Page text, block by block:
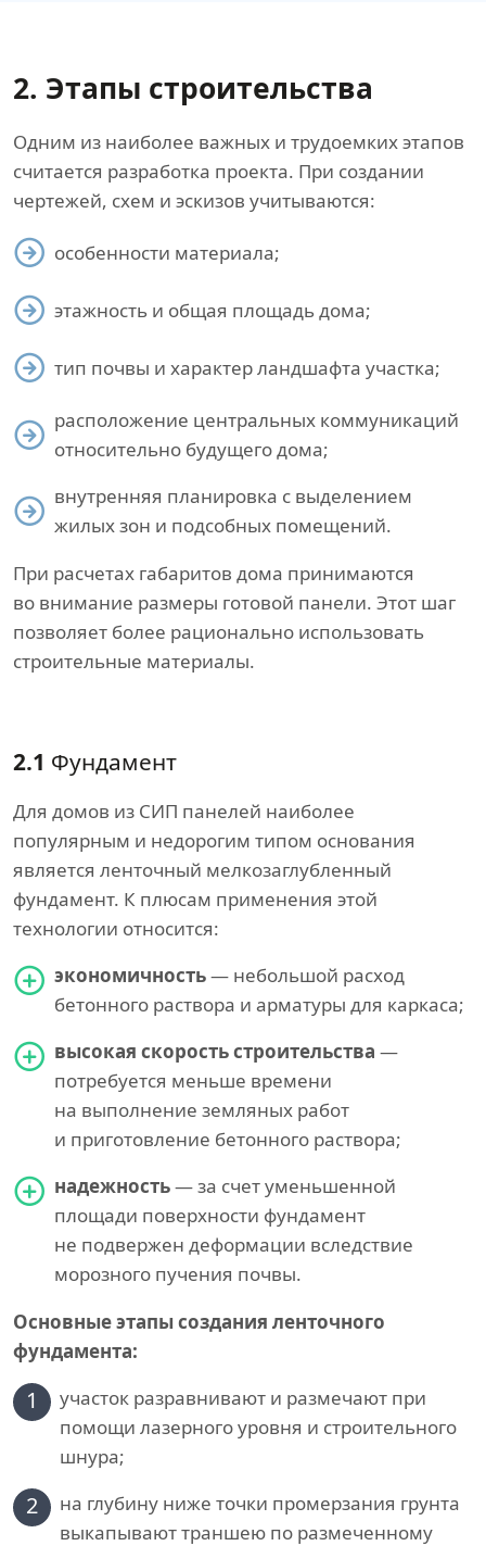
2. Этапы строительства
Одним из наиболее важных и трудоемких этапов
считается разработка проекта. При создании
чертежей, схем и эскизов учитываются:
особенности материала;
этажность и общая площадь дома;
тип почвы и характер ландшафта участка;
расположение центральных коммуникаций
относительно будущего дома;
внутренняя планировка с выделением
жилых зон и подсобных помещений.
При расчетах габаритов дома принимаются
во внимание размеры готовой панели. Этот шаг
позволяет более рационально использовать
строительные материалы.
2.1 Фундамент
Для домов из СИП панелей наиболее
популярным и недорогим типом основания
является ленточный мелкозаглубленный
фундамент. К плюсам применения этой
технологии относится:
экономичность— небольшой расход
бетонного раствора и арматуры для каркаса;
высокая скорость строительства —
потребуется меньше времени
на выполнение земляных работ
и приготовление бетонного раствора;
надежность— за счет уменьшенной
площади поверхности фундамент
не подвержен деформации вследствие
морозного пучения почвы.
Основные этапы создания ленточного
фундамента:
1
участок разравнивают и размечают при
помощи лазерного уровня и строительного
шнура;
2
на глубину ниже точки промерзания грунта
выкапывают траншею по размеченному